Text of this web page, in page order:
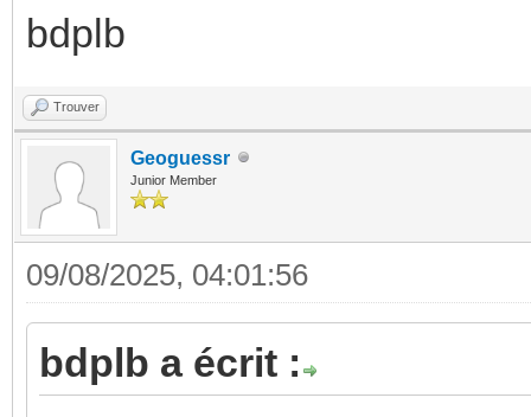
bdplb
Trouver
Geoguessr
Junior Member
09/08/2025, 04:01:56
bdplb a écrit :